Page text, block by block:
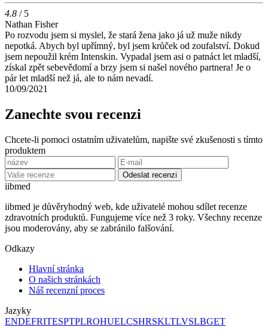
4.8 / 5
Nathan Fisher
Po rozvodu jsem si myslel, že stará žena jako já už muže nikdy
nepotká. Abych byl upřímný, byl jsem krůček od zoufalství. Dokud
jsem nepoužil krém Intenskin. Vypadal jsem asi o patnáct let mladší,
získal zpět sebevědomí a brzy jsem si našel nového partnera! Je o
pár let mladší než já, ale to nám nevadí.
10/09/2021
Zanechte svou recenzi
Chcete-li pomoci ostatním uživatelům, napište své zkušenosti s tímto
produktem
Odeslat recenzi
iibmed
iibmed je důvěryhodný web, kde uživatelé mohou sdílet recenze
zdravotních produktů. Fungujeme více než 3 roky. Všechny recenze
jsou moderovány, aby se zabránilo falšování.
Odkazy
Hlavní stránka
O našich stránkách
Náš recenzní proces
Jazyky
ENDEFRITESPTPLROHUELCSHRSKLTLVSLBGET